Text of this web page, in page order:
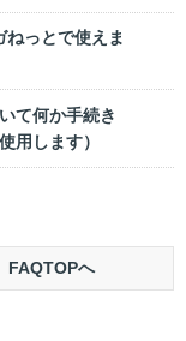
っとで使えま
て何か手続き
用します）
FAQTOPへ